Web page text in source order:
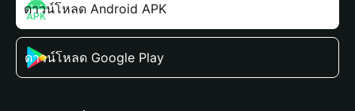
ดาวน์โหลด Android APK
ดาวน์โหลด Google Play